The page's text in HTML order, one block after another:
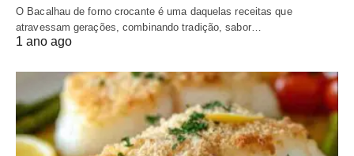
O Bacalhau de forno crocante é uma daquelas receitas que
atravessam gerações, combinando tradição, sabor…
1 ano ago